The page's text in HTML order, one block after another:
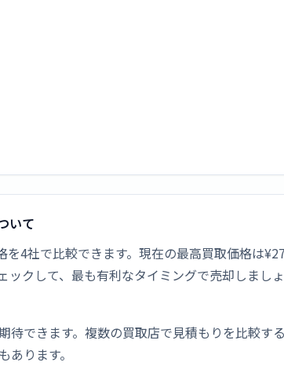
いて
を4社で比較できます。現在の最高買取価格は
クして、最も有利なタイミングで売却しましょ
待できます。複数の買取店で見積もりを比較
ります。